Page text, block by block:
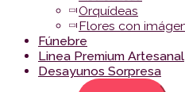
Orquídeas
Flores con
Fúnebre
Linea Premium Artesanal
Desayunos Sorpresa